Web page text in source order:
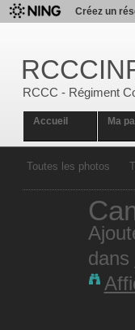
Créez un
RCCC - Régiment
Accueil Ma
Toutes les photos
dans